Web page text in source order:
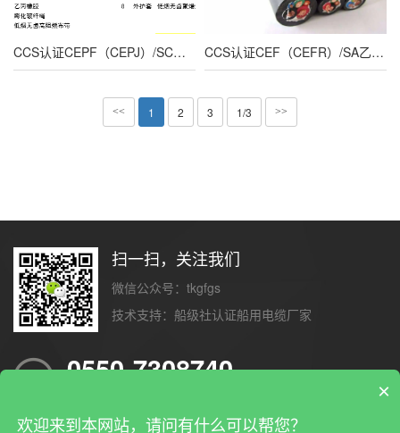
CCS认证CEPF（CEPJ）/SC乙丙橡胶绝缘低烟无卤聚烯烃护套环保船用电力电缆 CCS认证CEF（CEFR）/SA乙丙橡胶绝缘氯丁护套船用电力电缆
<< 1 2 3 1/3 >>
扫一扫，关注我们
微信公众号：tkgfgs
技术支持： 船级社认证船用电缆厂家
0550-7308740
×
欢迎来到本网站，请问有什么可以帮您？